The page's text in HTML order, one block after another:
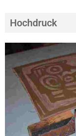
Hochdruck